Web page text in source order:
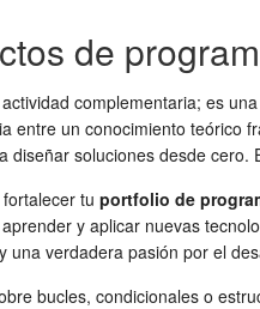
de
complementaria; es
entre un conocimiento
soluciones desde
tu portfolio de
y aplicar nuevas
una verdadera pasión por el
bucles, condicionales o